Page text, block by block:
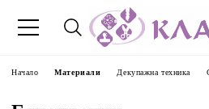
Начало Материали Декупажна техника